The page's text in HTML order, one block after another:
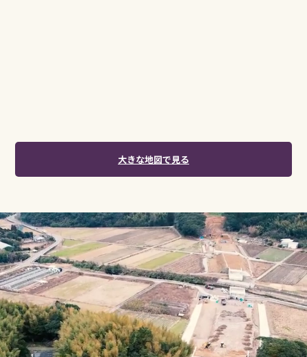
大きな地図で見る